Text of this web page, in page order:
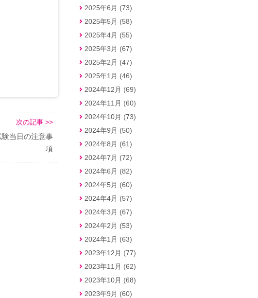
次の記事 >>
験当日の注意事
項
2025年6月 (73)
2025年5月 (58)
2025年4月 (55)
2025年3月 (67)
2025年2月 (47)
2025年1月 (46)
2024年12月 (69)
2024年11月 (60)
2024年10月 (73)
2024年9月 (50)
2024年8月 (61)
2024年7月 (72)
2024年6月 (82)
2024年5月 (60)
2024年4月 (57)
2024年3月 (67)
2024年2月 (53)
2024年1月 (63)
2023年12月 (77)
2023年11月 (62)
2023年10月 (68)
2023年9月 (60)